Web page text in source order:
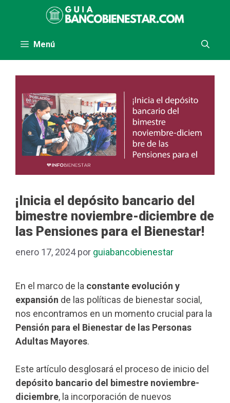
Menú
¡Inicia el depósito bancario del
bimestre noviembre-diciembre de
las Pensiones para el Bienestar!
enero 17, 2024 por guiabancobienestar
En el marco de la constante evolución y
expansión de las políticas de bienestar social,
nos encontramos en un momento crucial para la
Pensión para el Bienestar de las Personas
Adultas Mayores.
Este artículo desglosará el proceso de inicio del
depósito bancario del bimestre noviembre-
diciembre, la incorporación de nuevos